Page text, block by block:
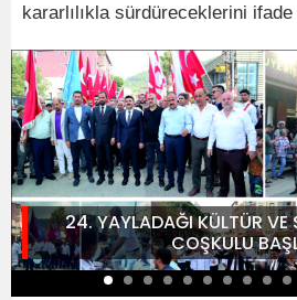
kararlılıkla sürdüreceklerini
24. YAYLADAĞI KÜLTÜR VE
COŞKULU